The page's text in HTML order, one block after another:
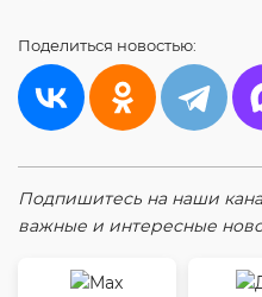
Поделиться новостью:
Подпишитесь на наши
важные и интересные